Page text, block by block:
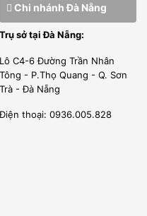
cao từ những trường đại
BẢO HÀNH, BẢO TRÌ
công và bảo hành bảo trì
hàng khách sạn.
Chi nhánh Đà Nẵng
Trụ sở tại Đà Nẵng:
Lô C4-6 Đường Trần Nhân
Tông - P.Thọ Quang - Q. Sơn
Trà - Đà Nẵng
Điện thoại: 0936.005.828